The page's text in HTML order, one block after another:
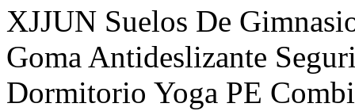
XJJUN Suelos De
Goma Antideslizante
Dormitorio Yoga PE